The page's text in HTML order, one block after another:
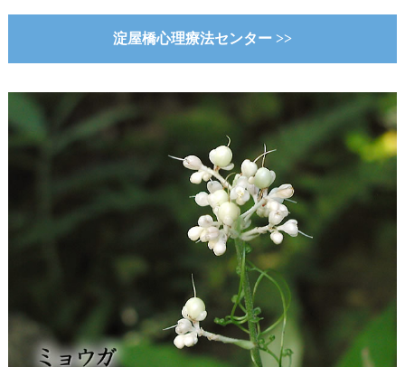
淀屋橋心理療法センター >>